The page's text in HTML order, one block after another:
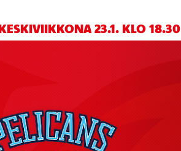
23.1. KLO 18.30